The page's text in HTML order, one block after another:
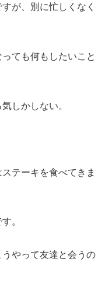
が、別に忙しくなく
ても何もしたいこと
しかしない。
テーキを食べてきま
。
やって友達と会うの